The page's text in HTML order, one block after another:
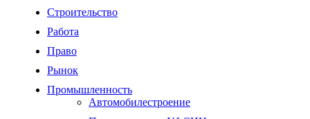
Строительство
Работа
Право
Рынок
Промышленность
Автомобилестроение